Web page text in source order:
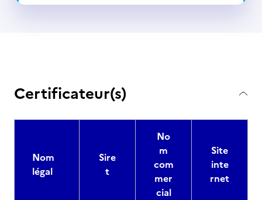
Certificateur(s)
Nom
légal
Sire
t
No
m
com
mer
cial
Site
inte
rnet